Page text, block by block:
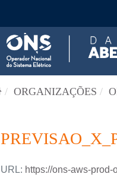
ORGANIZAÇÕES
URL: https://ons-aws-